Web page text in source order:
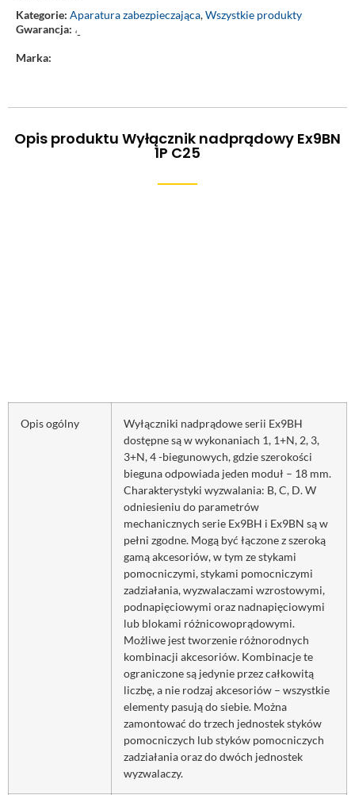
Kategorie: Aparatura zabezpieczająca,Wszystkie produkty
Gwarancja: ‘-
Marka:
Opis produktu Wyłącznik nadprądowy Ex9BN
1P C25
Opis ogólny
Wyłączniki nadprądowe serii Ex9BH
dostępne są w wykonaniach 1, 1+N, 2, 3,
3+N, 4 -biegunowych, gdzie szerokości
bieguna odpowiada jeden moduł – 18 mm.
Charakterystyki wyzwalania: B, C, D. W
odniesieniu do parametrów
mechanicznych serie Ex9BH i Ex9BN są w
pełni zgodne. Mogą być łączone z szeroką
gamą akcesoriów, w tym ze stykami
pomocniczymi, stykami pomocniczymi
zadziałania, wyzwalaczami wzrostowymi,
podnapięciowymi oraz nadnapięciowymi
lub blokami różnicowoprądowymi.
Możliwe jest tworzenie różnorodnych
kombinacji akcesoriów. Kombinacje te
ograniczone są jedynie przez całkowitą
liczbę, a nie rodzaj akcesoriów – wszystkie
elementy pasują do siebie. Można
zamontować do trzech jednostek styków
pomocniczych lub styków pomocniczych
zadziałania oraz do dwóch jednostek
wyzwalaczy.